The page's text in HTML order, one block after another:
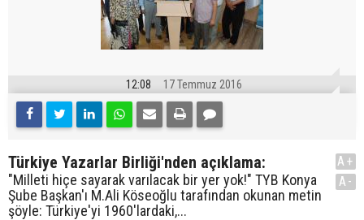
12:08 17 Temmuz 2016
Türkiye Yazarlar Birliği'nden açıklama:
"Milleti hiçe sayarak varılacak bir yer yok!" TYB Konya
Şube Başkan'ı M.Ali Köseoğlu tarafından okunan metin
şöyle: Türkiye'yi 1960'lardaki,...
A+
A-